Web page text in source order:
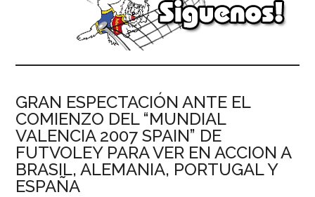
GRAN ESPECTACIÓN ANTE EL
COMIENZO DEL “MUNDIAL
VALENCIA 2007 SPAIN” DE
FUTVOLEY PARA VER EN ACCION A
BRASIL, ALEMANIA, PORTUGAL Y
ESPAÑA